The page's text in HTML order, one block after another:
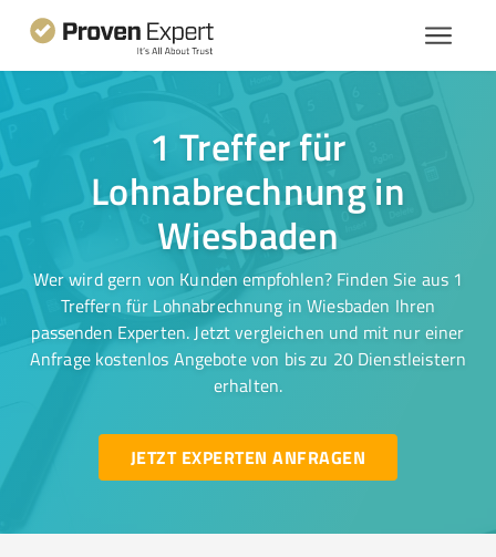
1 Treffer für
Lohnabrechnung in
Wiesbaden
Wer wird gern von Kunden empfohlen? Finden Sie aus 1
Treffern für Lohnabrechnung in Wiesbaden Ihren
passenden Experten. Jetzt vergleichen und mit nur einer
Anfrage kostenlos Angebote von bis zu 20 Dienstleistern
erhalten.
JETZT EXPERTEN ANFRAGEN